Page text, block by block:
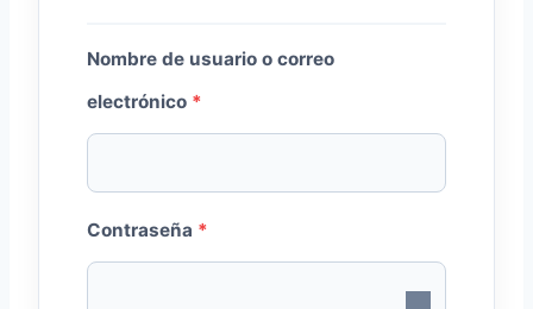
Nombre de usuario o correo
electrónico *
l
i
Contraseña *